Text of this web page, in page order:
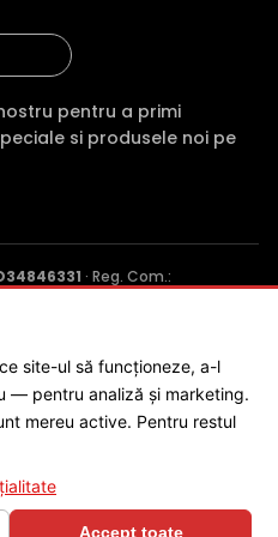
ninsoare, etc)
Artificiala
pentru a primi
si produsele noi pe
· Reg. Com.:
ONLINE SRL
site-ul să funcționeze, a-l
— pentru analiză și marketing.
mereu active. Pentru restul
Accept toate